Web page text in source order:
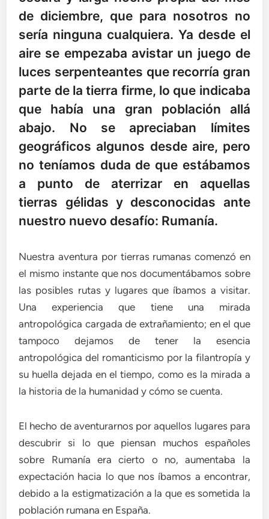
de diciembre, que para nosotros no
sería ninguna cualquiera. Ya desde el
aire se empezaba avistar un juego de
luces serpenteantes que recorría gran
parte de la tierra firme, lo que indicaba
que había una gran población allá
abajo. No se apreciaban límites
geográficos algunos desde aire, pero
no teníamos duda de que estábamos
a punto de aterrizar en aquellas
tierras gélidas y desconocidas ante
nuestro nuevo desafío: Rumanía.
Nuestra aventura por tierras rumanas comenzó en
el mismo instante que nos documentábamos sobre
las posibles rutas y lugares que íbamos a visitar.
Una experiencia que tiene una mirada
antropológica cargada de extrañamiento; en el que
tampoco dejamos de tener la esencia
antropológica del romanticismo por la filantropía y
su huella dejada en el tiempo, como es la mirada a
la historia de la humanidad y cómo se cuenta.
El hecho de aventurarnos por aquellos lugares para
descubrir si lo que piensan muchos españoles
sobre Rumanía era cierto o no, aumentaba la
expectación hacia lo que nos íbamos a encontrar,
debido a la estigmatización a la que es sometida la
población rumana en España.